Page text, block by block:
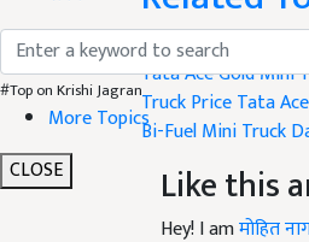
#Top on Krishi Jagran
More Topics
CLOSE
Farm Machinery
Tata Ace Gold Mini
Truck PriceTata
Bi-Fuel Mini Truck
Like this
Hey! I amमोहित नागर
your suggestions